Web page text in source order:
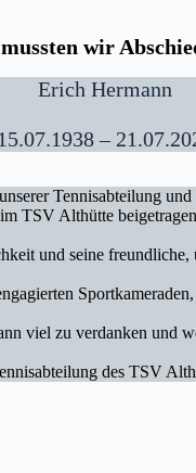
wir
Erich Hermann
15.07.1938 –
Tennisabteilung
TSV Althütte
und seine
viel zu verdanken und
des TSV